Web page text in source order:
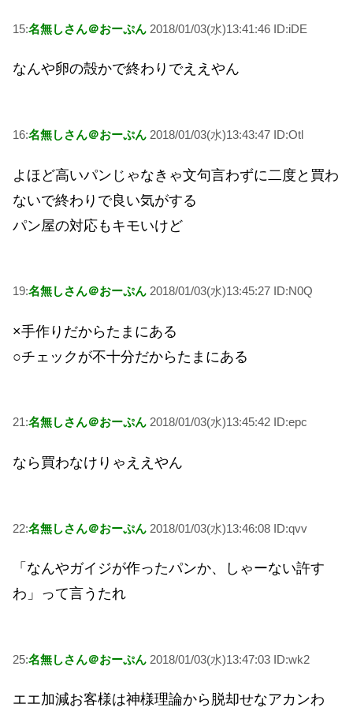
15:名無しさん＠おーぷん 2018/01/03(水)13:41:46 ID:iDE
なんや卵の殻かで終わりでええやん
16:名無しさん＠おーぷん 2018/01/03(水)13:43:47 ID:Otl
よほど高いパンじゃなきゃ文句言わずに二度と買わ
ないで終わりで良い気がする
パン屋の対応もキモいけど
19:名無しさん＠おーぷん 2018/01/03(水)13:45:27 ID:N0Q
×手作りだからたまにある
○チェックが不十分だからたまにある
21:名無しさん＠おーぷん 2018/01/03(水)13:45:42 ID:epc
なら買わなけりゃええやん
22:名無しさん＠おーぷん 2018/01/03(水)13:46:08 ID:qvv
「なんやガイジが作ったパンか、しゃーない許す
わ」って言うたれ
25:名無しさん＠おーぷん 2018/01/03(水)13:47:03 ID:wk2
エエ加減お客様は神様理論から脱却せなアカンわ